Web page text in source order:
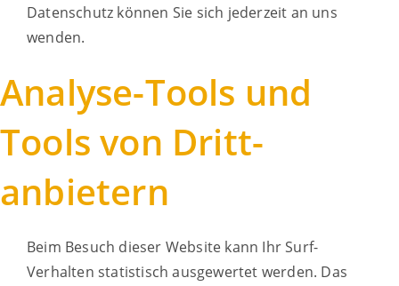
Datenschutz können Sie sich jederzeit an uns
wenden.
Analyse-Tools und
Tools von Dritt­
anbietern
Beim Besuch dieser Website kann Ihr Surf-
Verhalten statistisch ausgewertet werden. Das